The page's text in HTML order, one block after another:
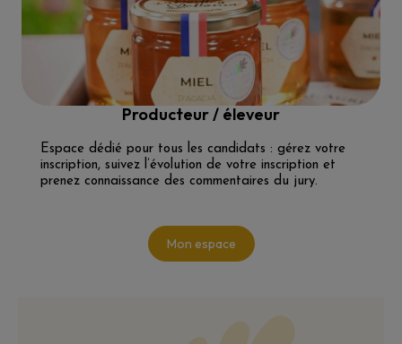
Producteur / éleveur
Espace dédié pour tous les candidats : gérez votre
inscription, suivez l’évolution de votre inscription et
prenez connaissance des commentaires du jury.
Mon espace